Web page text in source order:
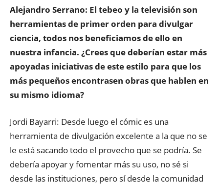
Alejandro Serrano: El tebeo y la televisión son
herramientas de primer orden para divulgar
ciencia, todos nos beneficiamos de ello en
nuestra infancia. ¿Crees que deberían estar más
apoyadas iniciativas de este estilo para que los
más pequeños encontrasen obras que hablen en
su mismo idioma?
Jordi Bayarri: Desde luego el cómic es una
herramienta de divulgación excelente a la que no se
le está sacando todo el provecho que se podría. Se
debería apoyar y fomentar más su uso, no sé si
desde las instituciones, pero sí desde la comunidad